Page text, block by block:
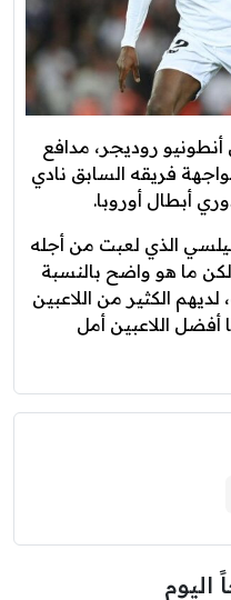
روديجر، مدافع
فريقه السابق نادي
أبطال أوروبا.
الذي لعبت من أجله
ما هو واضح بالنسبة
الكثير من اللاعبين
أفضل اللاعبين أمل
اليوم